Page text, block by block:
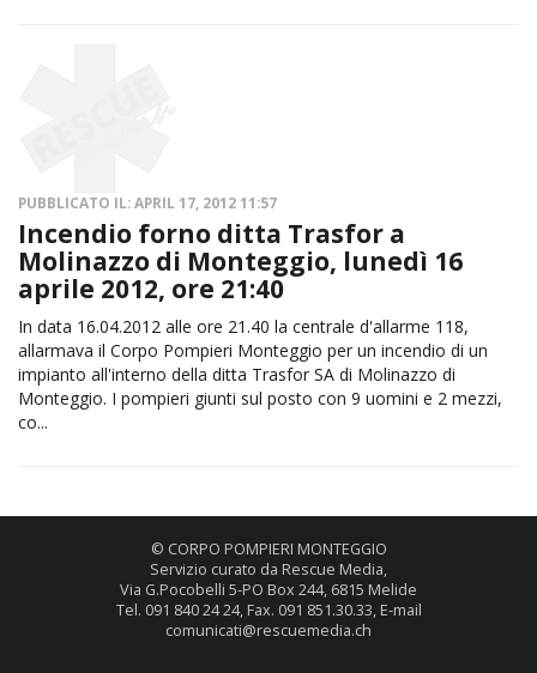
PUBBLICATO IL: APRIL 17, 2012 11:57
Incendio forno ditta Trasfor a
Molinazzo di Monteggio, lunedì 16
aprile 2012, ore 21:40
In data 16.04.2012 alle ore 21.40 la centrale d'allarme 118,
allarmava il Corpo Pompieri Monteggio per un incendio di un
impianto all'interno della ditta Trasfor SA di Molinazzo di
Monteggio. I pompieri giunti sul posto con 9 uomini e 2 mezzi,
co...
© CORPO POMPIERI MONTEGGIO
Servizio curato da Rescue Media,
Via G.Pocobelli 5-PO Box 244, 6815 Melide
Tel. 091 840 24 24, Fax. 091 851.30.33, E-mail
comunicati@rescuemedia.ch